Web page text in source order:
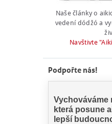
Naše články o
vedení dódžó a
Navštivte
Podpořte nás!